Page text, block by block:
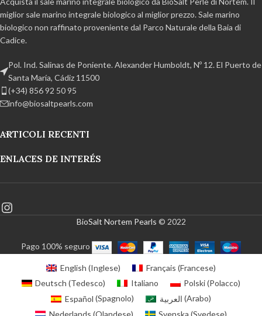
miglior sale marino integrale biologico al miglior prezzo. Sale marino
biologico non raffinato proveniente dal Parco Naturale della Baia di
Cadice.
Pol. Ind. Salinas de Poniente. Alexander Humboldt, Nº 12. El Puerto de
Santa María, Cádiz 11500
(+34) 856 92 50 95
info@biosaltpearls.com
ARTICOLI RECENTI
ENLACES DE INTERÉS
BioSalt Nortem Pearls © 2022
Pago 100% seguro
English (Inglese) Français (Francese)
Deutsch (Tedesco) Italiano Polski(Polacco)
Español (Spagnolo) العربية (Arabo)